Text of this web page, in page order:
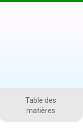
Table des
matières